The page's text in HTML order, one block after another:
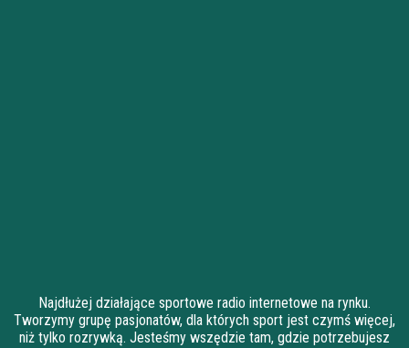
Najdłużej działające sportowe radio internetowe na rynku.
Tworzymy grupę pasjonatów, dla których sport jest czymś więcej,
niż tylko rozrywką. Jesteśmy wszędzie tam, gdzie potrzebujesz